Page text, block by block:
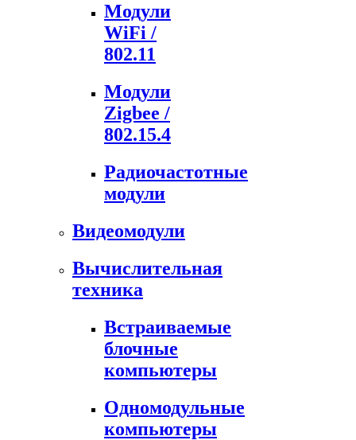
Модули
WiFi /
802.11
Модули
Zigbee /
802.15.4
Радиочастотные
модули
Видеомодули
Вычислительная
техника
Встраиваемые
блочные
компьютеры
Одномодульные
компьютеры